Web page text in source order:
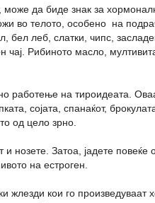
да биде знак за
во телото, особено на
леб, слатки, чипс,
Рибиното масло,
на тироидеата.
сојата, спанаќот,
од цело зрно.
нозете. Затоа, јадете
на естроген.
кои го произведуваат